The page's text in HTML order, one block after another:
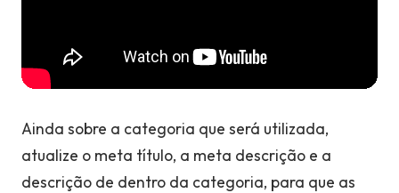
Ainda sobre a categoria que será utilizada,
atualize o meta título, a meta descrição e a
descrição de dentro da categoria, para que as